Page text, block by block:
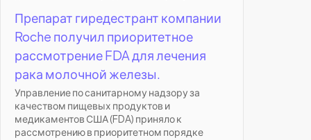
Препарат гиредестрант компании
Roche получил приоритетное
рассмотрение FDA для лечения
рака молочной железы.
Управление по санитарному надзору за
качеством пищевых продуктов и
медикаментов США (FDA) приняло к
рассмотрению в приоритетном порядке